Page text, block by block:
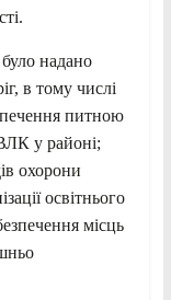
надано
в тому числі
питною
у районі;
охорони
освітнього
місць